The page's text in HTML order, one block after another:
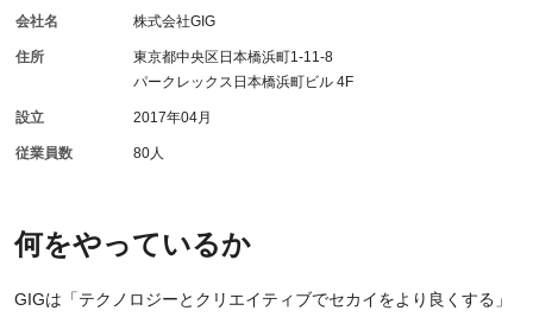
何をやっているか
GIGは「テクノロジーとクリエイティブでセカイをより良くする」
会社名 株式会社GIG
住所
東京都中央区日本橋浜町1-11-8
パークレックス日本橋浜町ビル 4F
設立 2017年04月
従業員数 80人